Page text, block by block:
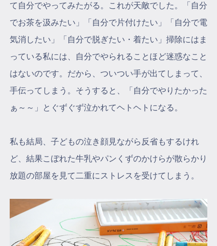
て自分でやってみたがる。これが天敵でした。「自分
でお茶を汲みたい」「自分で片付けたい」「自分で電
気消したい」「自分で脱ぎたい・着たい」掃除にはま
っている私には、自分でやられることほど迷惑なこと
はないのです。だから、ついつい手が出てしまって、
手伝ってしまう。そうすると、「自分でやりたかった
ぁ～～」とぐずぐず泣かれてヘトヘトになる。
私も結局、子どもの泣き顔見ながら反省もするけれ
ど、結果こぼれた牛乳やパンくずのかけらが散らかり
放題の部屋を見て二重にストレスを受けてしまう。